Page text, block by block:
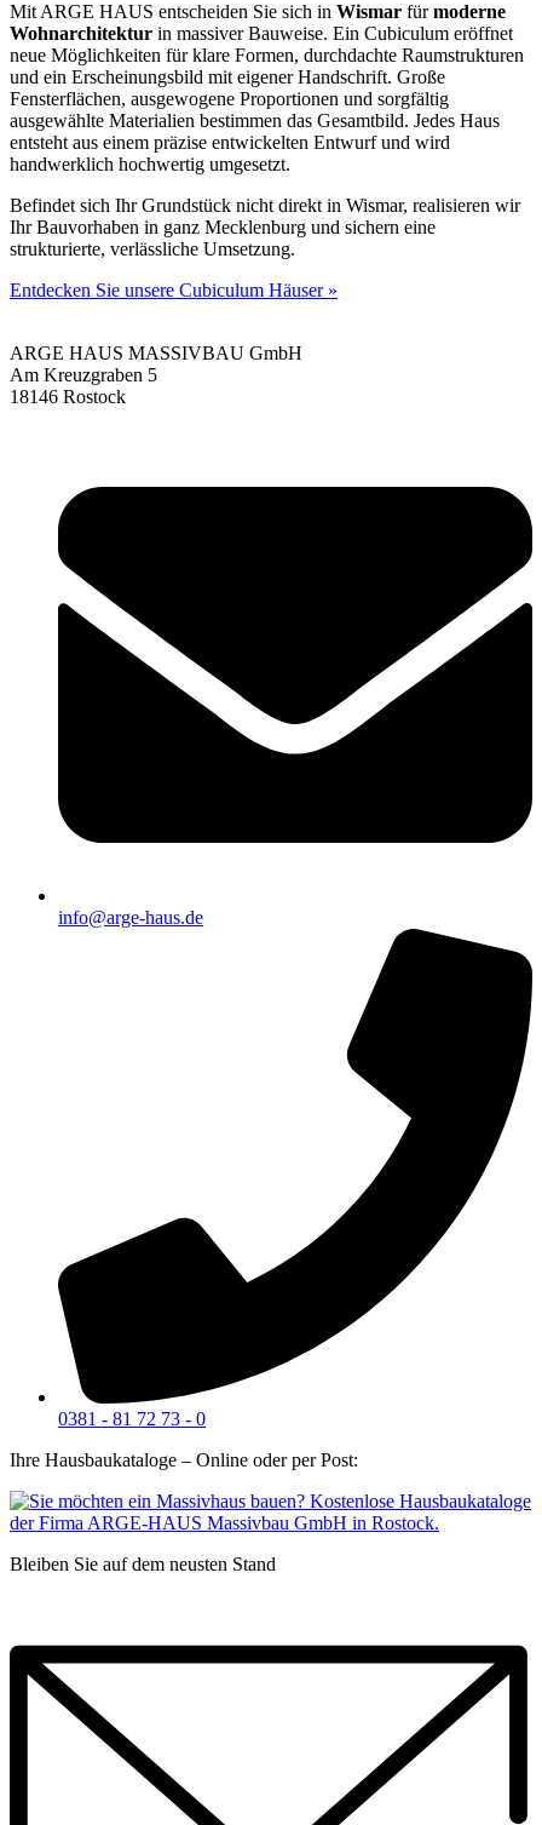
Mit ARGE HAUS entscheiden Sie sich in Wismar fürmoderne
Wohnarchitektur in massiver Bauweise. Ein Cubiculum eröffnet
neue Möglichkeiten für klare Formen, durchdachte Raumstrukturen
und ein Erscheinungsbild mit eigener Handschrift. Große
Fensterflächen, ausgewogene Proportionen und sorgfältig
ausgewählte Materialien bestimmen das Gesamtbild. Jedes Haus
entsteht aus einem präzise entwickelten Entwurf und wird
handwerklich hochwertig umgesetzt.
Befindet sich Ihr Grundstück nicht direkt in Wismar, realisieren wir
Ihr Bauvorhaben in ganz Mecklenburg und sichern eine
strukturierte, verlässliche Umsetzung.
Entdecken Sie unsere Cubiculum Häuser »
ARGE HAUS MASSIVBAU GmbH
Am Kreuzgraben 5
18146 Rostock
info@arge-haus.de
0381 - 81 72 73 - 0
Ihre Hausbaukataloge – Online oder per Post:
Bleiben Sie auf dem neusten Stand